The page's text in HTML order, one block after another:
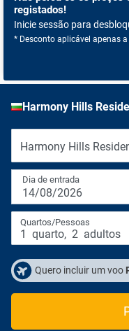
registados!
Inicie sessão para
* Desconto aplicável apenas
Harmony Hills
Harmony Hills
Dia de entrada
14/08/2026
Quartos/Pessoas
1 quarto, 2 adultos
Quero incluir um voo